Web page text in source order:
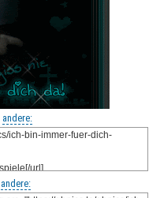
andere:
andere: